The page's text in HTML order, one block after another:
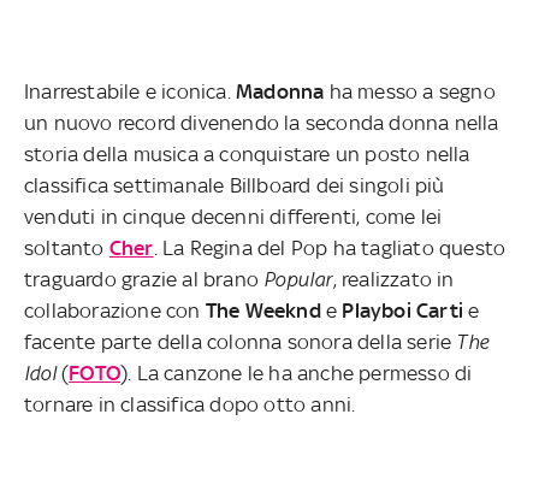
Inarrestabile e iconica. Madonna ha messo a segno
un nuovo record divenendo la seconda donna nella
storia della musica a conquistare un posto nella
classifica settimanale Billboard dei singoli più
venduti in cinque decenni differenti, come lei
soltanto Cher . La Regina del Pop ha tagliato questo
traguardo grazie al brano Popular, realizzato in
collaborazione con The Weeknde Playboi Carti e
facente parte della colonna sonora della serie The
Idol(FOTO). La canzone le ha anche permesso di
tornare in classifica dopo otto anni.